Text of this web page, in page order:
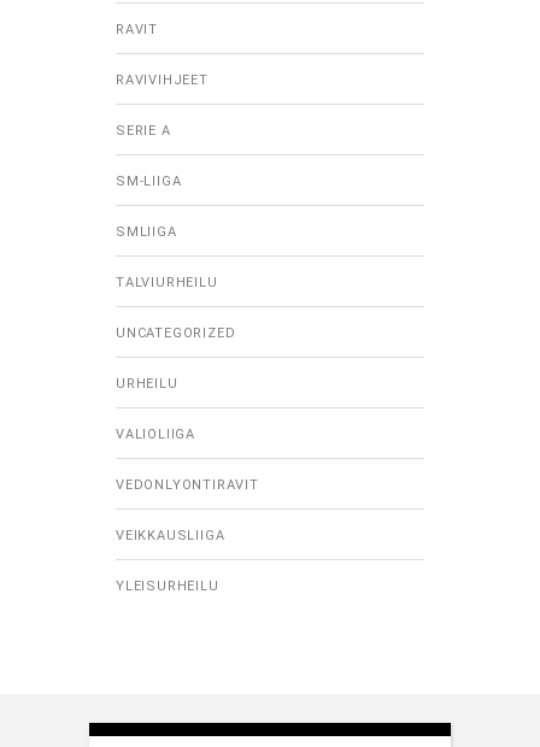
RAVIT
RAVIVIHJEET
SERIE A
SM-LIIGA
SMLIIGA
TALVIURHEILU
UNCATEGORIZED
URHEILU
VALIOLIIGA
VEDONLYONTIRAVIT
VEIKKAUSLIIGA
YLEISURHEILU